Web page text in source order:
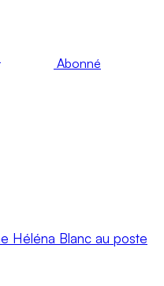
Abonné
Héléna Blanc au poste